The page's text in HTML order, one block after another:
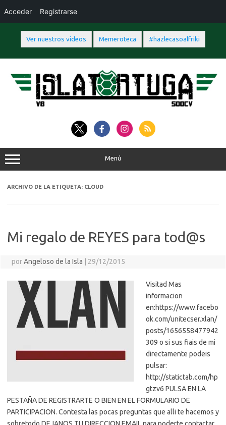
Ver nuestros videos Memeroteca #hazlecasoalfriki
Acceder Registrarse
contenido
Menú
ARCHIVO DE LA ETIQUETA: CLOUD
Mi regalo de REYES para tod@s
porAngeloso de la Isla 29/12/2015
Visitad Mas
informacion
en:https://www.facebo
ok.com/unitecser.xlan/
posts/1656558477942
309 o si sus fiais de mi
directamente podeis
pulsar:
http://statictab.com/hp
gtzv6 PULSA EN LA
PESTAÑA DE REGISTRARTE O BIEN EN EL FORMULARIO DE
PARTICIPACION. Contesta las pocas preguntas que alli te hacemos y